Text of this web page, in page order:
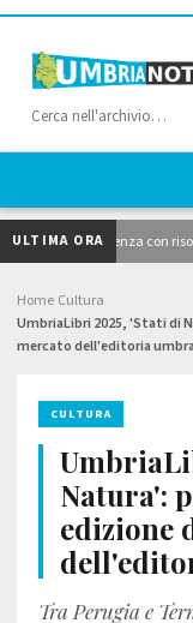
ULTIMA ORAcon risorse certe
Home Cultura
UmbriaLibri 2025, 'Stati di
mercato dell'editoria umbra
CULTURA
Natura':
edizione
Tra Perugia e